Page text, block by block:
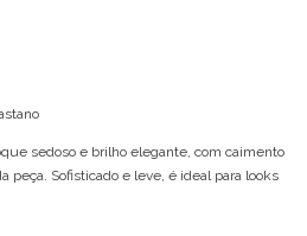
sedoso e brilho elegante, com caimento
peça. Sofisticado e leve, é ideal para looks